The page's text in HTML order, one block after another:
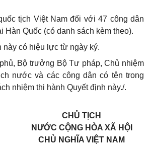
tịch Việt Nam đối với 47 công dân
Hàn Quốc (có danh sách kèm theo).
này có hiệu lực từ ngày ký.
Bộ trưởng Bộ Tư pháp, Chủ nhiệm
nước và các công dân có tên trong
nhiệm thi hành Quyết định này./.
CHỦ TỊCH
NƯỚC CỘNG HÒA XÃ HỘI
CHỦ NGHĨA VIỆT NAM